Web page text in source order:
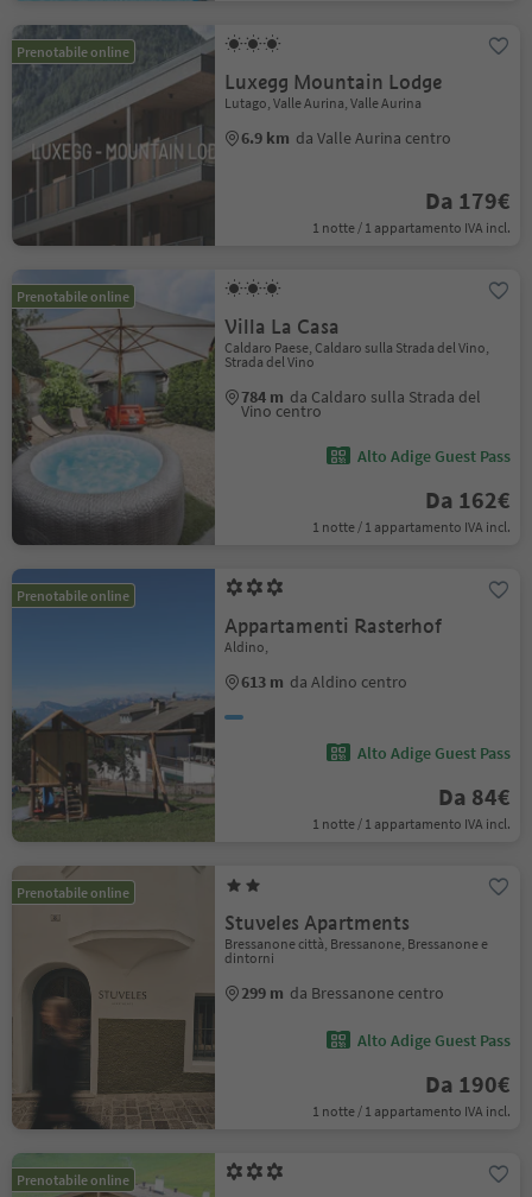
Prenotabile online
Luxegg Mountain Lodge
Lutago, Valle Aurina, Valle Aurina
6.9 km da Valle Aurina centro
Da 179€
1 notte / 1 appartamento IVA incl.
Prenotabile online
Villa La Casa
Caldaro Paese, Caldaro sulla Strada del Vino,
Strada del Vino
784 m da Caldaro sulla Strada del
Vino centro
Alto Adige Guest Pass
Da 162€
1 notte / 1 appartamento IVA incl.
Prenotabile online
Appartamenti Rasterhof
Aldino,
613 m da Aldino centro
Alto Adige Guest Pass
Da 84€
1 notte / 1 appartamento IVA incl.
Prenotabile online
Stuveles Apartments
Bressanone città, Bressanone, Bressanone e
dintorni
299 m da Bressanone centro
Alto Adige Guest Pass
Da 190€
1 notte / 1 appartamento IVA incl.
Prenotabile online